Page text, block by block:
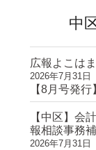
中
広報よこは
2026年7月31日
【8月号発
【中区】会
報相談事務補
2026年7月31日